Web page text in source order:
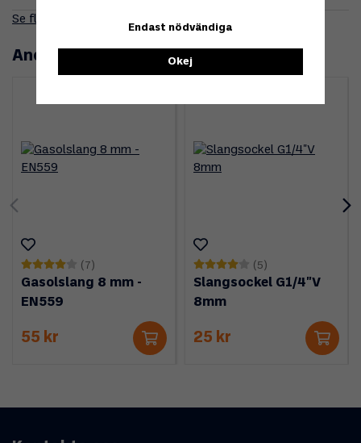
Se fler recensioner...
Andra köpte även
(7)
Gasolslang 8 mm -
EN559
55 kr
(5)
Slangsockel G1/4"V
8mm
25 kr
Endast nödvändiga
Okej